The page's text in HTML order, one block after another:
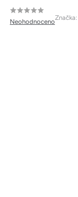
Průměrné
hodnocení
Neohodnoceno
Značka: